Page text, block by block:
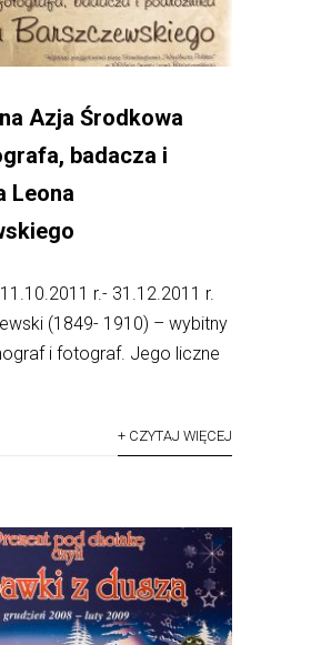
Azja Środkowa
badacza i
Leona
r.- 31.12.2011 r.
(1849- 1910) – wybitny
i fotograf. Jego liczne
+ CZYTAJ WIĘCEJ